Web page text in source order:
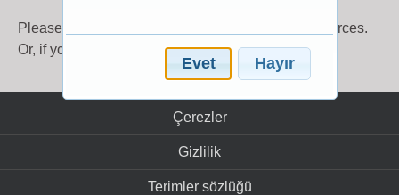
Please register
to gain access to further resources.
Or, if you already have an account, log inhere.
Çerezler
Gizlilik
Terimler sözlüğü
Evet Hayır